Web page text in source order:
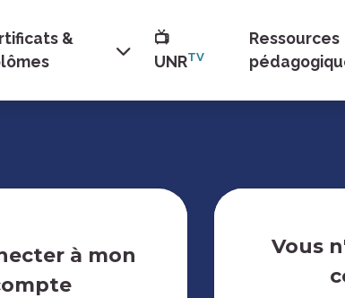
&
📺
UNRTV
Ressources
à mon
Vous